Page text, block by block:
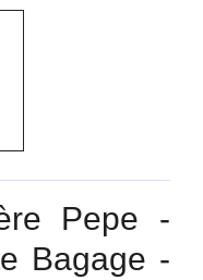
Pepe -
Bagage -